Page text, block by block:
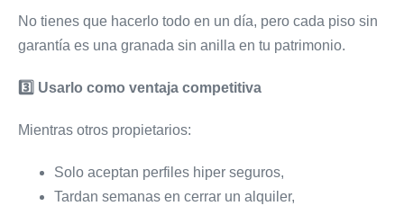
No tienes que hacerlo todo en un día, pero cada piso sin
garantía es una granada sin anilla en tu patrimonio.
3️ ⃣ Usarlo como ventaja competitiva
Mientras otros propietarios:
Solo aceptan perfiles hiper seguros,
Tardan semanas en cerrar un alquiler,